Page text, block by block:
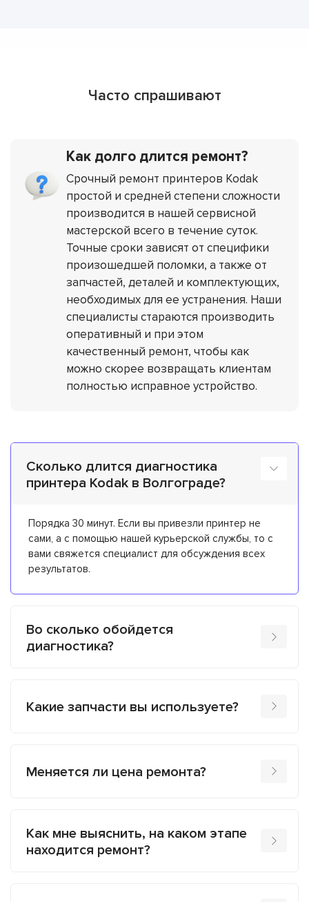
Часто спрашивают
Как долго длится ремонт?
Срочный ремонт принтеров Kodak
простой и средней степени сложности
производится в нашей сервисной
мастерской всего в течение суток.
Точные сроки зависят от специфики
произошедшей поломки, а также от
запчастей, деталей и комплектующих,
необходимых для ее устранения. Наши
специалисты стараются производить
оперативный и при этом
качественный ремонт, чтобы как
можно скорее возвращать клиентам
полностью исправное устройство.
Сколько длится диагностика
принтера Kodak в Волгограде?
Порядка 30 минут. Если вы привезли принтер не
сами, а с помощью нашей курьерской службы, то с
вами свяжется специалист для обсуждения всех
результатов.
Во сколько обойдется
диагностика?
Какие запчасти вы используете?
Меняется ли цена ремонта?
Как мне выяснить, на каком этапе
находится ремонт?